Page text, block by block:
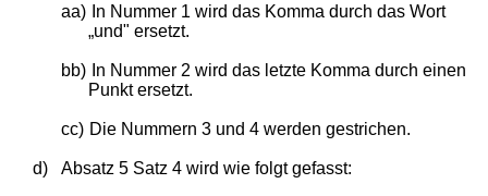
aa)
In Nummer 1 wird das Komma durch das Wort
„und" ersetzt.
bb)
In Nummer 2 wird das letzte Komma durch einen
Punkt ersetzt.
cc) Die Nummern 3 und 4 werden gestrichen.
d) Absatz 5 Satz 4 wird wie folgt gefasst: